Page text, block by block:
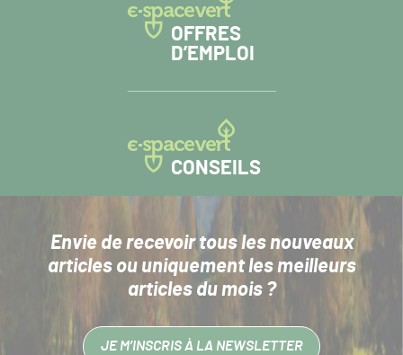
OFFRES
D’EMPLOI
CONSEILS
Envie de recevoir tous les nouveaux
articlesou uniquement les meilleurs
articles du mois ?
JE M’INSCRIS À LA NEWSLETTER